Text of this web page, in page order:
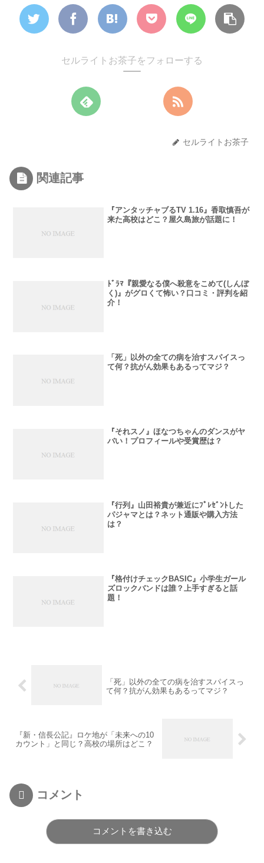
セルライトお茶子をフォローする
セルライトお茶子
関連記事
『アンタッチャブるTV 1.16』香取慎吾が
来た高校はどこ？屋久島旅が話題に！
ﾄﾞﾗﾏ『親愛なる僕へ殺意をこめて(しんぼ
く)』がグロくて怖い？口コミ・評判を紹
介！
「死」以外の全ての病を治すスパイスっ
て何？抗がん効果もあるってマジ？
『それスノ』ほなつちゃんのダンスがヤ
バい！プロフィールや受賞歴は？
『行列』山田裕貴が兼近にﾌﾟﾚｾﾞﾝﾄした
パジャマとは？ネット通販や購入方法
は？
『格付けチェックBASIC』小学生ガール
ズロックバンドは誰？上手すぎると話
題！
「死」以外の全ての病を治すスパイスっ
て何？抗がん効果もあるってマジ？
『新・信長公記』ロケ地が「未来への10
カウント」と同じ？高校の場所はどこ？
コメント
コメントを書き込む